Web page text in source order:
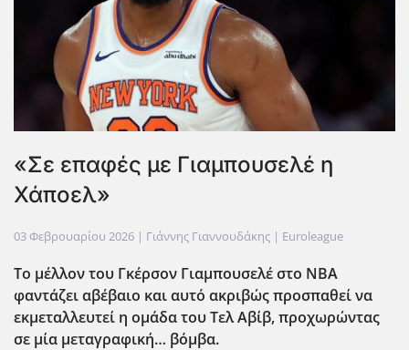
«Σε επαφές με Γιαμπουσελέ η
Χάποελ»
03 Φεβρουαρίου 2026 | Γιάννης Γιαννουδάκης | Euroleague
Το μέλλον του Γκέρσον Γιαμπουσελέ στο ΝΒΑ
φαντάζει αβέβαιο και αυτό ακριβώς προσπαθεί να
εκμεταλλευτεί η ομάδα του Τελ Αβίβ, προχωρώντας
σε μία μεταγραφική… βόμβα.